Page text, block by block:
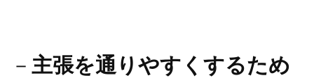
－ 主張を通りやすくするため